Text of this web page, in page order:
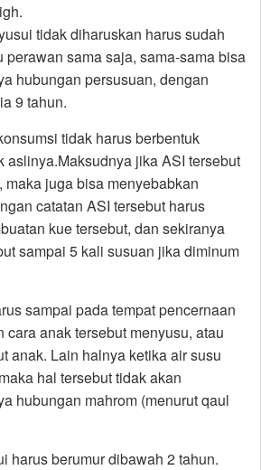
tidak diharuskan harus sudah
perawan sama saja, sama-sama bisa
hubungan persusuan, dengan
9 tahun.
tidak harus berbentuk
aslinya.Maksudnya jika ASI tersebut
juga bisa menyebabkan
catatan ASI tersebut harus
kue tersebut, dan sekiranya
sampai 5 kali susuan jika diminum
sampai pada tempat pencernaan
cara anak tersebut menyusu, atau
anak. Lain halnya ketika air susu
hal tersebut tidak akan
hubungan mahrom (menurut qaul
harus berumur dibawah 2 tahun.